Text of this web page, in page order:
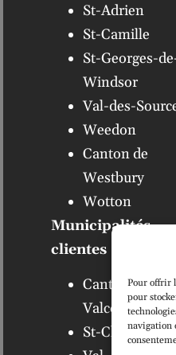
Pour offrir
pour
navigation
St-Adrien
St-Camille
St-Georges-
Windsor
Val-des-
Weedon
Canton de
Westbury
Wotton
Municipalités
clientes :
Canton de
Valcourt
St-Claude